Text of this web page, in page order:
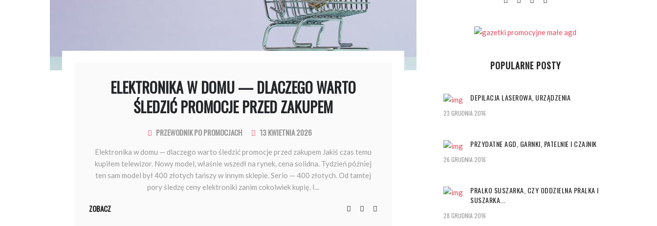
ELEKTRONIKA W DOMU — DLACZEGO WARTO
ŚLEDZIĆ PROMOCJE PRZED ZAKUPEM
PRZEWODNIK PO PROMOCJACH 13 KWIETNIA 2026
Elektronika w domu — dlaczego warto śledzić promocje przed zakupem Jakiś czas temu
kupiłem telewizor. Nowy model, właśnie wszedł na rynek, cena solidna. Tydzień później
ten sam model był 400 złotych tańszy w innym sklepie. Serio — 400 złotych. Od tamtej
pory śledzę ceny elektroniki zanim cokolwiek kupię. I...
ZOBACZ
POPULARNE POSTY
DEPILACJA LASEROWA, URZĄDZENIA
23 GRUDNIA 2016
PRZYDATNE AGD, GARNKI, PATELNIE I CZAJNIK
26 GRUDNIA 2016
PRALKO SUSZARKA, CZY ODDZIELNA PRALKA I
SUSZARKA...
28 GRUDNIA 2016